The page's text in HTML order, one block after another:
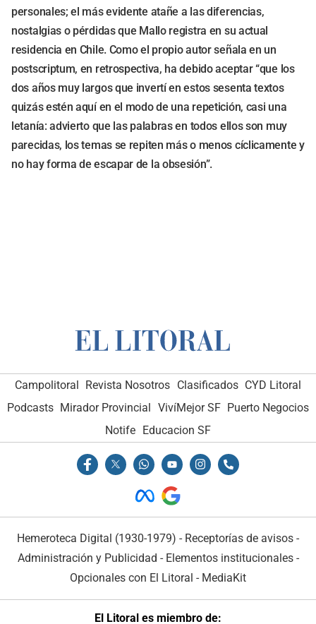
personales; el más evidente atañe a las diferencias,
nostalgias o pérdidas que Mallo registra en su actual
residencia en Chile. Como el propio autor señala en un
postscriptum, en retrospectiva, ha debido aceptar “que los
dos años muy largos que invertí en estos sesenta textos
quizás estén aquí en el modo de una repetición, casi una
letanía: advierto que las palabras en todos ellos son muy
parecidas, los temas se repiten más o menos cíclicamente y
no hay forma de escapar de la obsesión”.
Campolitoral Revista Nosotros Clasificados CYD Litoral
Podcasts Mirador Provincial VivíMejor SF Puerto Negocios
Notife Educacion SF
Hemeroteca Digital (1930-1979) - Receptorías de avisos -
Administración y Publicidad - Elementos institucionales-
Opcionales con El Litoral - MediaKit
El Litoral es miembro de: